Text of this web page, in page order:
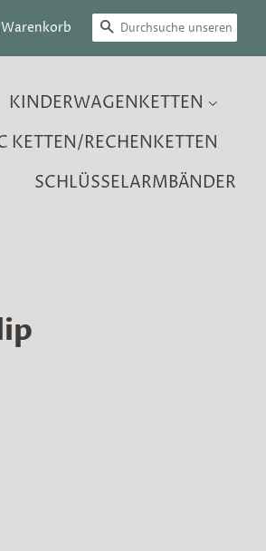
Warenkorb SUCHEN
KINDERWAGENKETTEN
KETTEN/RECHENKETTEN
SCHLÜSSELARMBÄNDER